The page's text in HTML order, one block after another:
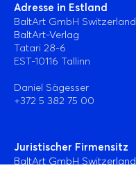
Adresse in Estland
BaltArt GmbH Switzerland
BaltArt-Verlag
Tatari 28-6
EST-10116 Tallinn
Daniel Sägesser
+372 5 382 75 00
Juristischer Firmensitz
BaltArt GmbH Switzerland